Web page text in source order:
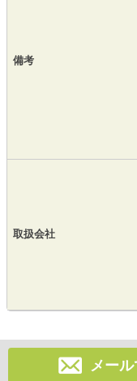
備考
取扱会社
メー